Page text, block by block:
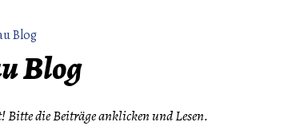
Blog
die Beiträge anklicken und Lesen.